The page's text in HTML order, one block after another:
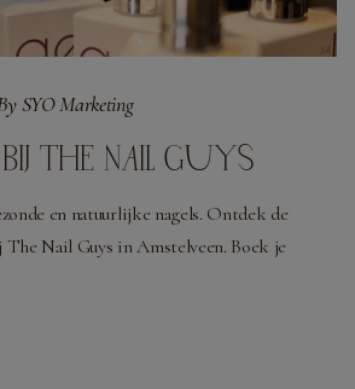
SYO Marketing
BIJ THE NAIL GUYS
en natuurlijke nagels. Ontdek de
Nail Guys in Amstelveen. Boek je